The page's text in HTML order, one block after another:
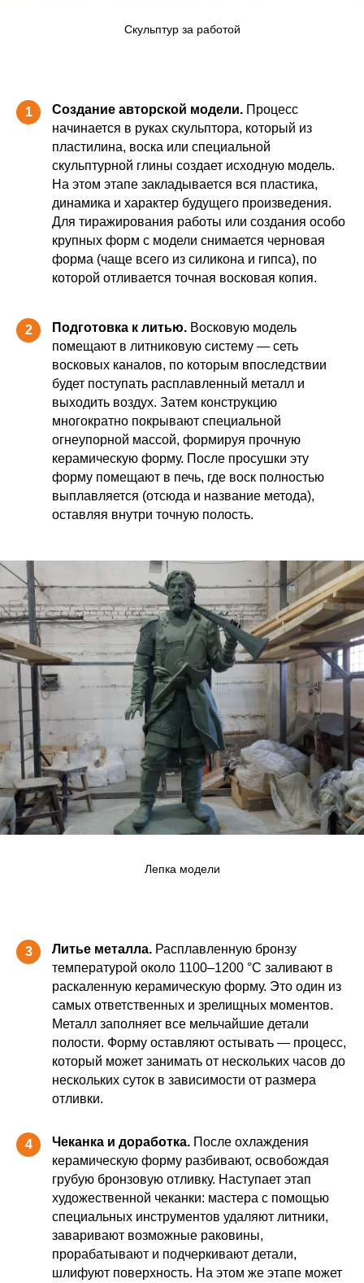
Скульптур за работой
1 Создание авторской модели. Процесс
начинается в руках скульптора, который из
пластилина, воска или специальной
скульптурной глины создает исходную модель.
На этом этапе закладывается вся пластика,
динамика и характер будущего произведения.
Для тиражирования работы или создания особо
крупных форм с модели снимается черновая
форма (чаще всего из силикона и гипса), по
которой отливается точная восковая копия.
2 Подготовка к литью. Восковую модель
помещают в литниковую систему — сеть
восковых каналов, по которым впоследствии
будет поступать расплавленный металл и
выходить воздух. Затем конструкцию
многократно покрывают специальной
огнеупорной массой, формируя прочную
керамическую форму. После просушки эту
форму помещают в печь, где воск полностью
выплавляется (отсюда и название метода),
оставляя внутри точную полость.
Лепка модели
3 Литье металла. Расплавленную бронзу
температурой около 1100–1200 °C заливают в
раскаленную керамическую форму. Это один из
самых ответственных и зрелищных моментов.
Металл заполняет все мельчайшие детали
полости. Форму оставляют остывать — процесс,
который может занимать от нескольких часов до
нескольких суток в зависимости от размера
отливки.
4 Чеканка и доработка. После охлаждения
керамическую форму разбивают, освобождая
грубую бронзовую отливку. Наступает этап
художественной чеканки: мастера с помощью
специальных инструментов удаляют литники,
заваривают возможные раковины,
прорабатывают и подчеркивают детали,
шлифуют поверхность. На этом же этапе может